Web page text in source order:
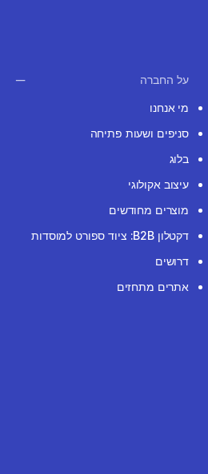
על החברה
מי אנחנו
סניפים ושעות פתיחה
בלוג
עיצוב אקולוגי
מוצרים מחודשים
דקטלון B2B: ציוד ספורט למוסדות
דרושים
אתרים מתחזים